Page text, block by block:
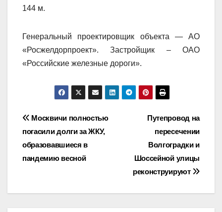
144 м.
Генеральный проектировщик объекта — АО
«Росжелдорпроект». Застройщик – ОАО
«Российские железные дороги».
Навигация
по
записям
Путепровод на
пересечении
Волгоградки и
Шоссейной улицы
реконструируют
Москвичи полностью
погасили долги за ЖКУ,
образовавшиеся в
пандемию весной